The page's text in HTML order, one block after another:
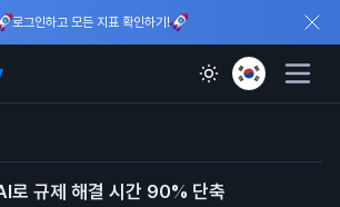
로그인하고 모든 지표 확인하기!
로 규제 해결 시간 90% 단축